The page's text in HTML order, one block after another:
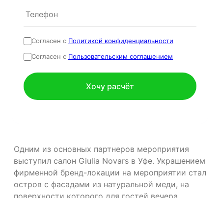
Согласен с Политикой конфиденциальности
Согласен с Пользовательским соглашением
Одним из основных партнеров мероприятия
выступил салон Giulia Novars в Уфе. Украшением
фирменной бренд-локации на мероприятии стал
остров с фасадами из натуральной меди, на
поверхности которого для гостей вечера